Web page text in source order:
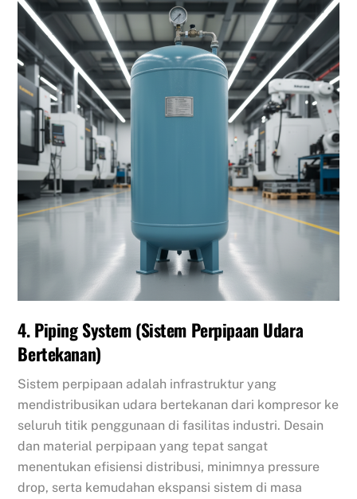
4. Piping System (Sistem Perpipaan Udara
Bertekanan)
Sistem perpipaan adalah infrastruktur yang
mendistribusikan udara bertekanan dari kompresor ke
seluruh titik penggunaan di fasilitas industri. Desain
dan material perpipaan yang tepat sangat
menentukan efisiensi distribusi, minimnya pressure
drop, serta kemudahan ekspansi sistem di masa